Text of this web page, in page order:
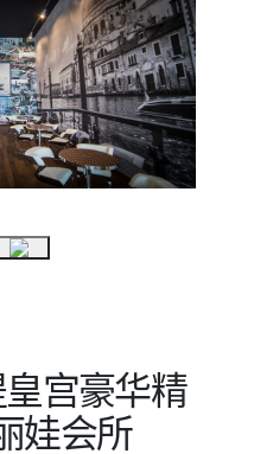
宫豪华精
娃会所